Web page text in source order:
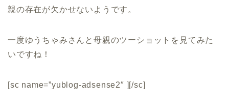
親の存在が欠かせないようです。
一度ゆうちゃみさんと母親のツーショットを見てみた
いですね！
[sc name=”yublog-adsense2″ ][/sc]